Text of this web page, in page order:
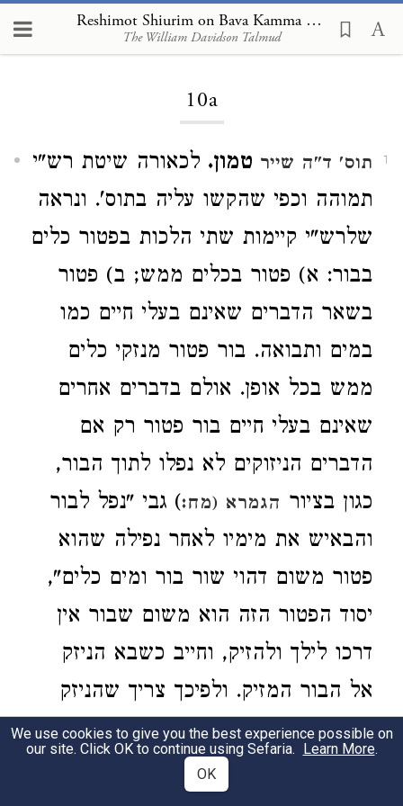
Reshimot Shiurim on Bava Kamma 10a
The William Davidson Talmud
Loading...
10a
1 תוס' ד"ה שייר טמון. לכאורה שיטת רש"י
תמוהה וכפי שהקשו עליה בתוס'. ונראה
שלרש"י קיימות שתי הלכות בפטור כלים
בבור: א) פטור בכלים ממש; ב) פטור
בשאר הדברים שאינם בעלי חיים כמו
במים ותבואה. בור פטור מנזקי כלים
ממש בכל אופן. אולם בדברים אחרים
שאינם בעלי חיים בור פטור רק אם
הדברים הניזוקים לא נפלו לתוך הבור,
כגון בציור הגמרא (מח:) גבי "נפל לבור
והבאיש את מימיו לאחר נפילה שהוא
פטור משום דהוי שור בור ומים כלים",
יסוד הפטור הזה הוא משום שבור אין
דרכו לילך ולהזיק, וחייב כשבא הניזק
אל הבור המזיק. ולפיכך צריך שהניזק
יהיה בעל חיים שיכול לבוא אל הבור
המזיק. אבל דוממים - כגון כלים מים
We use cookies to give you the best experience possible on
our site. Click OK to continue using Sefaria. Learn More.
OK